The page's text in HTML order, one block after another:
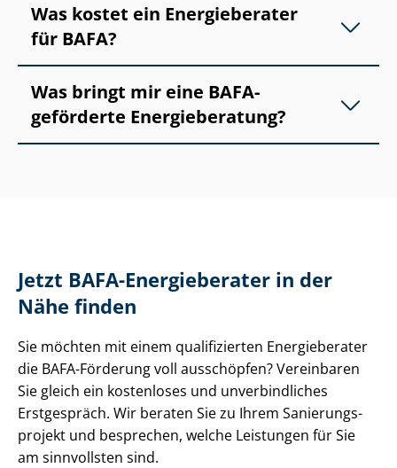
Was kostet ein Energieberater
für BAFA?
Was bringt mir eine BAFA-
geförderte Energieberatung?
Jetzt BAFA-Energieberater in der
Nähe finden
Sie möchten mit einem qualifizierten Energieberater
die BAFA-Förderung voll ausschöpfen? Vereinbaren
Sie gleich ein kostenloses und unverbindliches
Erstgespräch. Wir beraten Sie zu Ihrem Sa­nie­rungs­
pro­jekt und besprechen, welche Leistungen für Sie
am sinnvollsten sind.